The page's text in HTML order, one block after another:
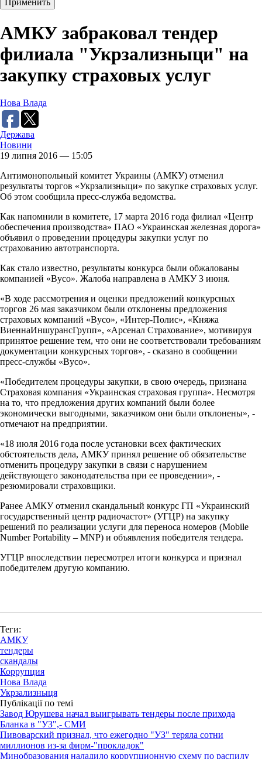
АМКУ забраковал тендер
филиала "Укрзализныци" на
закупку страховых услуг
Нова Влада
Держава
Новини
19 липня 2016 — 15:05
Антимонопольный комитет Украины (АМКУ) отменил
результаты торгов «Укрзализныци» по закупке страховых услуг.
Об этом сообщила пресс-служба ведомства.
Как напомнили в комитете, 17 марта 2016 года филиал «Центр
обеспечения производства» ПАО «Украинская железная дорога»
объявил о проведении процедуры закупки услуг по
страхованию автотранспорта.
Как стало известно, результаты конкурса были обжалованы
компанией «Вусо». Жалоба направлена в АМКУ 3 июня.
«В ходе рассмотрения и оценки предложений конкурсных
торгов 26 мая заказчиком были отклонены предложения
страховых компаний «Вусо», «Интер-Полис», «Княжа
ВиеннаИншурансГрупп», «Арсенал Страхование», мотивируя
принятое решение тем, что они не соответствовали требованиям
документации конкурсных торгов», - сказано в сообщении
пресс-службы «Вусо».
«Победителем процедуры закупки, в свою очередь, признана
Страховая компания «Украинская страховая группа». Несмотря
на то, что предложения других компаний были более
экономически выгодными, заказчиком они были отклонены», -
отмечают на предприятии.
«18 июля 2016 года после установки всех фактических
обстоятельств дела, АМКУ принял решение об обязательстве
отменить процедуру закупки в связи с нарушением
действующего законодательства при ее проведении», -
резюмировали страховщики.
Ранее АМКУ отменил скандальный конкурс ГП «Украинский
государственный центр радиочастот» (УГЦР) на закупку
решений по реализации услуги для переноса номеров (Mobile
Number Portability – MNP) и объявления победителя тендера.
УГЦР впоследствии пересмотрел итоги конкурса и признал
победителем другую компанию.
Теги:
АМКУ
тендеры
скандалы
Коррупция
Нова Влада
Укрзализныця
Публікації по темі
Завод Юрушева начал выигрывать тендеры после прихода
Бланка в "УЗ",- СМИ
Пивоварский признал, что ежегодно "УЗ" теряла сотни
миллионов из-за фирм-"прокладок"
Минобразования наладило коррупционную схему по распилу